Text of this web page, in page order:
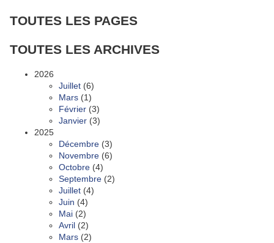
TOUTES LES PAGES
TOUTES LES ARCHIVES
2026
Juillet (6)
Mars (1)
Février (3)
Janvier (3)
2025
Décembre (3)
Novembre (6)
Octobre (4)
Septembre (2)
Juillet (4)
Juin (4)
Mai (2)
Avril (2)
Mars (2)